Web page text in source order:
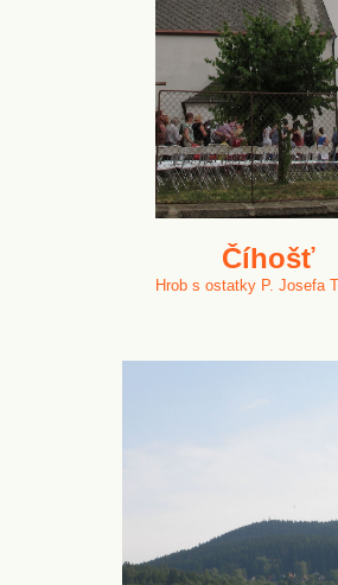
Číhošť
Hrob s ostatky P. Josefa